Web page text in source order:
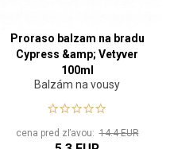
Proraso balzam na bradu
Cypress &amp; Vetyver
100ml
Balzám na vousy
cena pred zľavou:14.4 EUR